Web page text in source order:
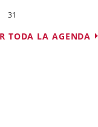
31
TODA LA AGENDA